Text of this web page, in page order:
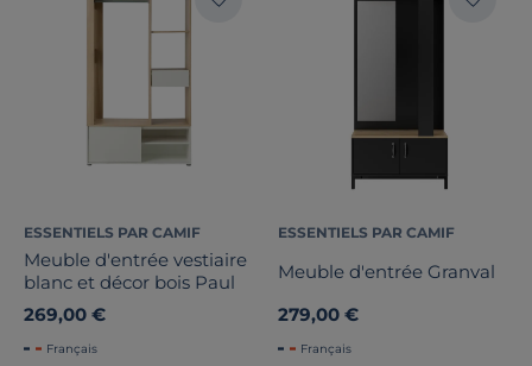
ESSENTIELS PAR CAMIF
Meuble d'entrée vestiaire
blanc et décor bois Paul
269,00 €
Français
ESSENTIELS PAR CAMIF
Meuble d'entrée Granval
279,00 €
Français
Nombre de tiroirs
Aménagement intérieur
Marque